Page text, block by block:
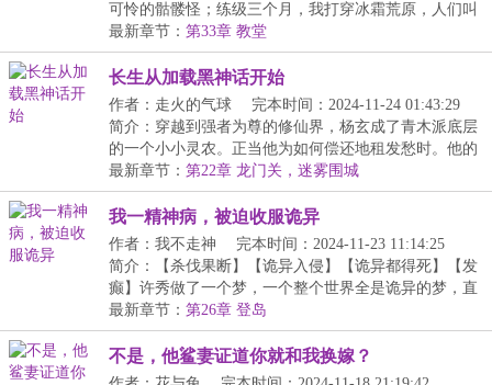
可怜的骷髅怪；练级三个月，我打穿冰霜荒原，人们叫
我...
最新章节： 第33章 教堂
长生从加载黑神话开始
作者：走火的气球
完本时间：2024-11-24 01:43:29
简介：穿越到强者为尊的修仙界，杨玄成了青木派底层
的一个小小灵农。正当他为如何偿还地租发愁时。他的
脑...
最新章节： 第22章 龙门关，迷雾围城
我一精神病，被迫收服诡异
作者：我不走神
完本时间：2024-11-23 11:14:25
简介：【杀伐果断】【诡异入侵】【诡异都得死】【发
癫】许秀做了一个梦，一个整个世界全是诡异的梦，直
到...
最新章节： 第26章 登岛
不是，他鲨妻证道你就和我换嫁？